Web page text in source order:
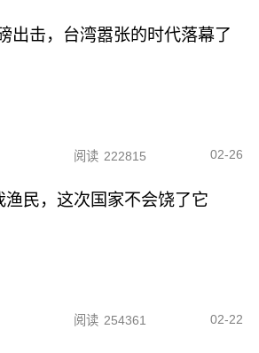
出击，台湾嚣张的时代落幕了
阅读 222815 02-26
渔民，这次国家不会饶了它
阅读 254361 02-22